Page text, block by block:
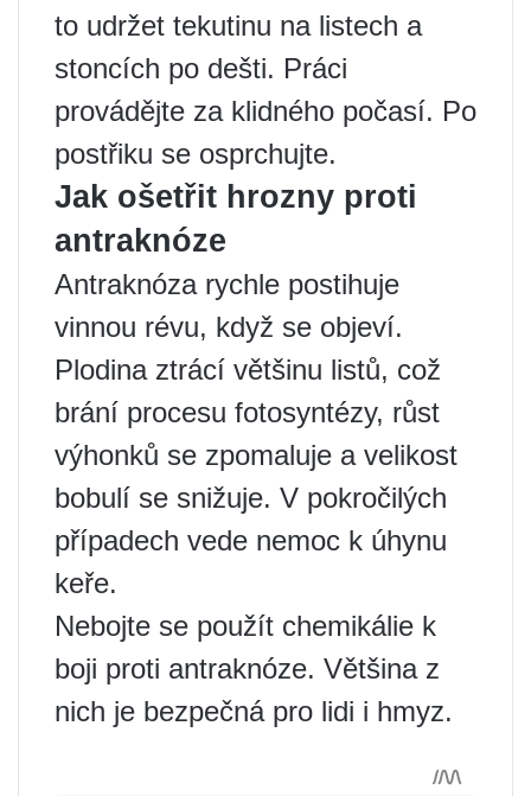
to udržet tekutinu na listech a
stoncích po dešti. Práci
provádějte za klidného počasí. Po
postřiku se osprchujte.
Jak ošetřit hrozny proti
antraknóze
Antraknóza rychle postihuje
vinnou révu, když se objeví.
Plodina ztrácí většinu listů, což
brání procesu fotosyntézy, růst
výhonků se zpomaluje a velikost
bobulí se snižuje. V pokročilých
případech vede nemoc k úhynu
keře.
Nebojte se použít chemikálie k
boji proti antraknóze. Většina z
nich je bezpečná pro lidi i hmyz.